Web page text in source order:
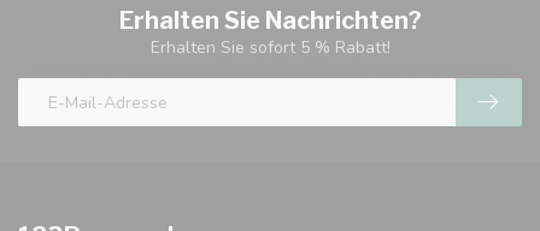
Erhalten Sie Nachrichten?
Erhalten Sie sofort 5 % Rabatt!